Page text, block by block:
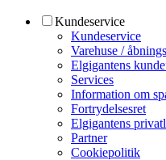
Kundeservice
Kundeservice
Varehuse /
Elgigantens
Services
Information om
Fortrydelsesret
Elgigantens
Partner
Cookiepolitik